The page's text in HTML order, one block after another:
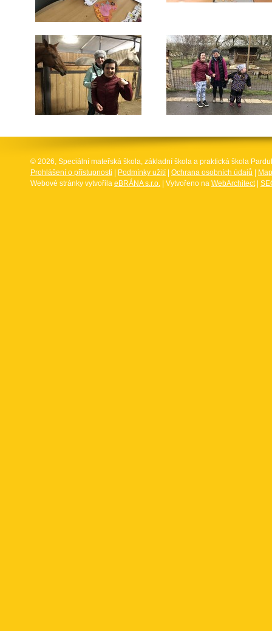
© 2026, Speciální mateřská škola, základní škola a praktická škola
Prohlášení o přístupnosti
Podmínky užití Ochrana osobních údajů
Webové stránky vytvořila eBRÁNA s.r.o. | Vytvořeno na WebArchitect|